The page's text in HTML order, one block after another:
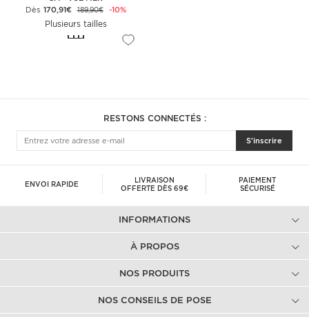
Dès 170,91€ 189,90€ -10%
Plusieurs tailles
RESTONS CONNECTÉS :
S'inscrire
ENVOI RAPIDE
LIVRAISON
OFFERTE DÈS 69€
PAIEMENT
SÉCURISÉ
INFORMATIONS
À PROPOS
NOS PRODUITS
NOS CONSEILS DE POSE